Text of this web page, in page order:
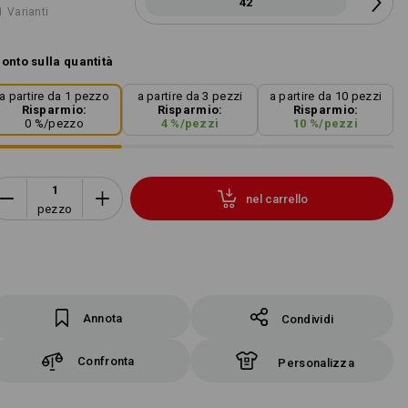
Varianti
sulla quantità
a partire da 1 pezzo
Risparmio:
0 %/pezzo
a partire da 3 pezzi
Risparmio:
4%/pezzi
a partire da 10 pezzi
Risparmio:
10 %/pezzi
pezzo
nel carrello
Annota Condividi
Confronta Personalizza